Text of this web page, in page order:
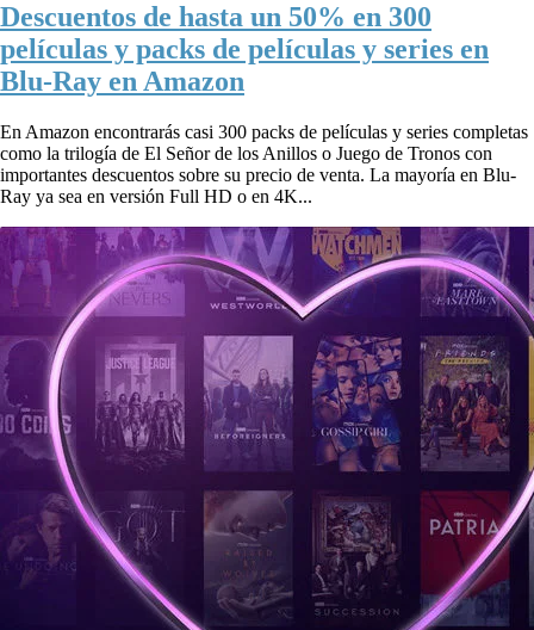
Descuentos de hasta un 50% en 300
películas y packs de películas y series en
Blu-Ray en Amazon
En Amazon encontrarás casi 300 packs de películas y series completas
como la trilogía de El Señor de los Anillos o Juego de Tronos con
importantes descuentos sobre su precio de venta. La mayoría en Blu-
Ray ya sea en versión Full HD o en 4K...